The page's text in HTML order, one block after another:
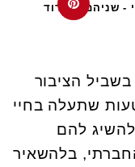
- שניהם בבידוד
הציבור
שתעלה בחיי
להם
בלהשאיר